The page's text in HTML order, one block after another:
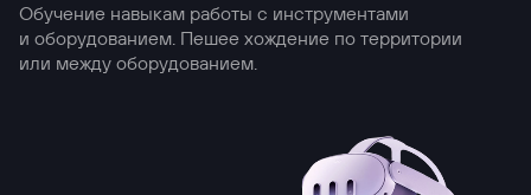
Обучение навыкам работы с инструментами
и оборудованием. Пешее хождение по территории
или между оборудованием.